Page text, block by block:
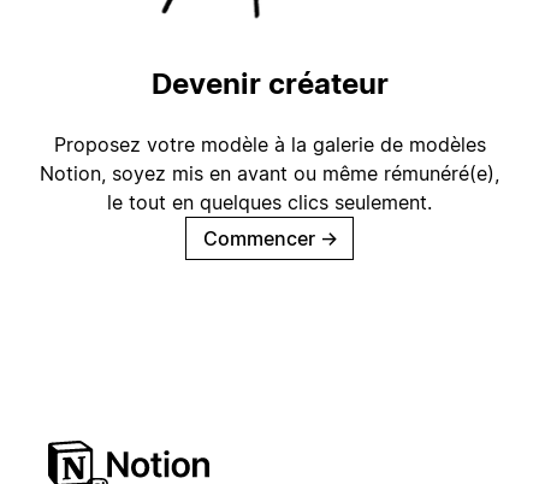
Devenir créateur
Proposez votre modèle à la galerie de modèles
Notion, soyez mis en avant ou même rémunéré(e),
le tout en quelques clics seulement.
Commencer →